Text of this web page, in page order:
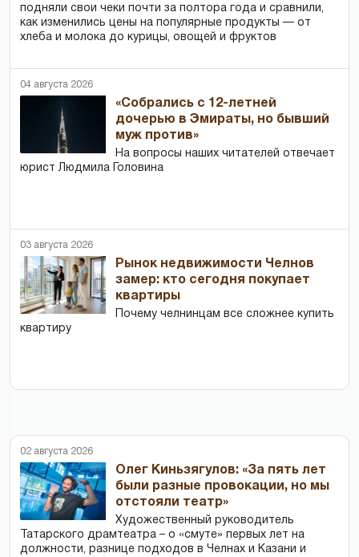
подняли свои чеки почти за полтора года и сравнили,
как изменились цены на популярные продукты — от
хлеба и молока до курицы, овощей и фруктов
04 августа 2026
«Собрались с 12-летней
дочерью в Эмираты, но бывший
муж против»
На вопросы наших читателей отвечает
юрист Людмила Головина
03 августа 2026
Рынок недвижимости Челнов
замер: кто сегодня покупает
квартиры
Почему челнинцам все сложнее купить
квартиру
02 августа 2026
Олег Киньзягулов: «За пять лет
были разные провокации, но мы
отстояли театр»
Художественный руководитель
Татарского драмтеатра – о «смуте» первых лет на
должности, разнице подходов в Челнах и Казани и